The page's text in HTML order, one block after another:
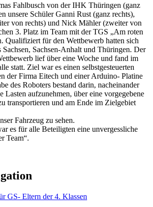
Fahlbusch von der IHK Thüringen (ganz
unsere Schüler Ganni Rust (ganz rechts),
von rechts) und Nick Mähler (zweiter von
3. Platz im Team mit der TGS „Am roten
Qualifiziert für den Wettbewerb hatten sich
Sachsen, Sachsen-Anhalt und Thüringen. Der
lief über eine Woche und fand im
statt. Ziel war es einen selbstgesteuerten
der Firma Eitech und einer Arduino- Platine
des Roboters bestand darin, nacheinander
Lasten aufzunehmen, über eine vorgegebene
transportieren und am Ende im Zielgebiet
Fahrzeug zu sehen.
es für alle Beteiligten eine unvergessliche
Team“.
GS- Eltern der 4. Klassen